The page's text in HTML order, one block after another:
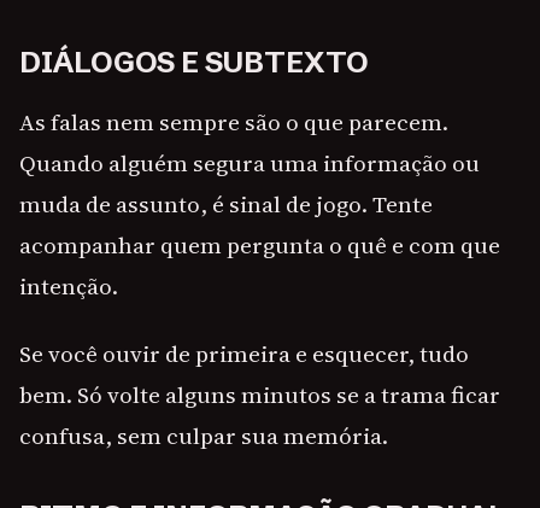
DIÁLOGOS E SUBTEXTO
As falas nem sempre são o que parecem.
Quando alguém segura uma informação ou
muda de assunto, é sinal de jogo. Tente
acompanhar quem pergunta o quê e com que
intenção.
Se você ouvir de primeira e esquecer, tudo
bem. Só volte alguns minutos se a trama ficar
confusa, sem culpar sua memória.